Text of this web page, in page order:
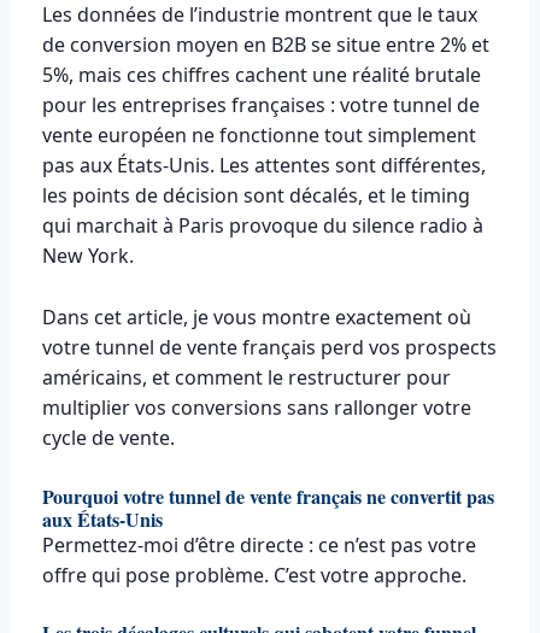
Les données de l’industrie montrent que le taux
de conversion moyen en B2B se situe entre 2% et
5%, mais ces chiffres cachent une réalité brutale
pour les entreprises françaises : votre tunnel de
vente européen ne fonctionne tout simplement
pas aux États-Unis. Les attentes sont différentes,
les points de décision sont décalés, et le timing
qui marchait à Paris provoque du silence radio à
New York.
Dans cet article, je vous montre exactement où
votre tunnel de vente français perd vos prospects
américains, et comment le restructurer pour
multiplier vos conversions sans rallonger votre
cycle de vente.
Pourquoi votre tunnel de vente français ne convertit pas
aux États-Unis
Permettez-moi d’être directe : ce n’est pas votre
offre qui pose problème. C’est votre approche.